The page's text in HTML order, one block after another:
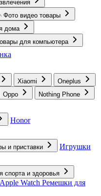
Фото видео товары
дома
для компьютера
Xiaomi
Oneplus
Oppo Nothing Phone
Honor
и приставки Игрушки
спорта и здоровья
Watch Ремешки для